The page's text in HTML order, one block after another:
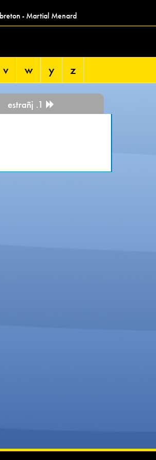
- Martial Menard
v w y z
estrañj .1